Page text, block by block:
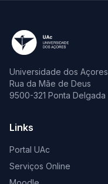
Universidade dos Açores
Rua da Mãe de Deus
9500-321 Ponta Delgada
Links
Portal UAc
Serviços Online